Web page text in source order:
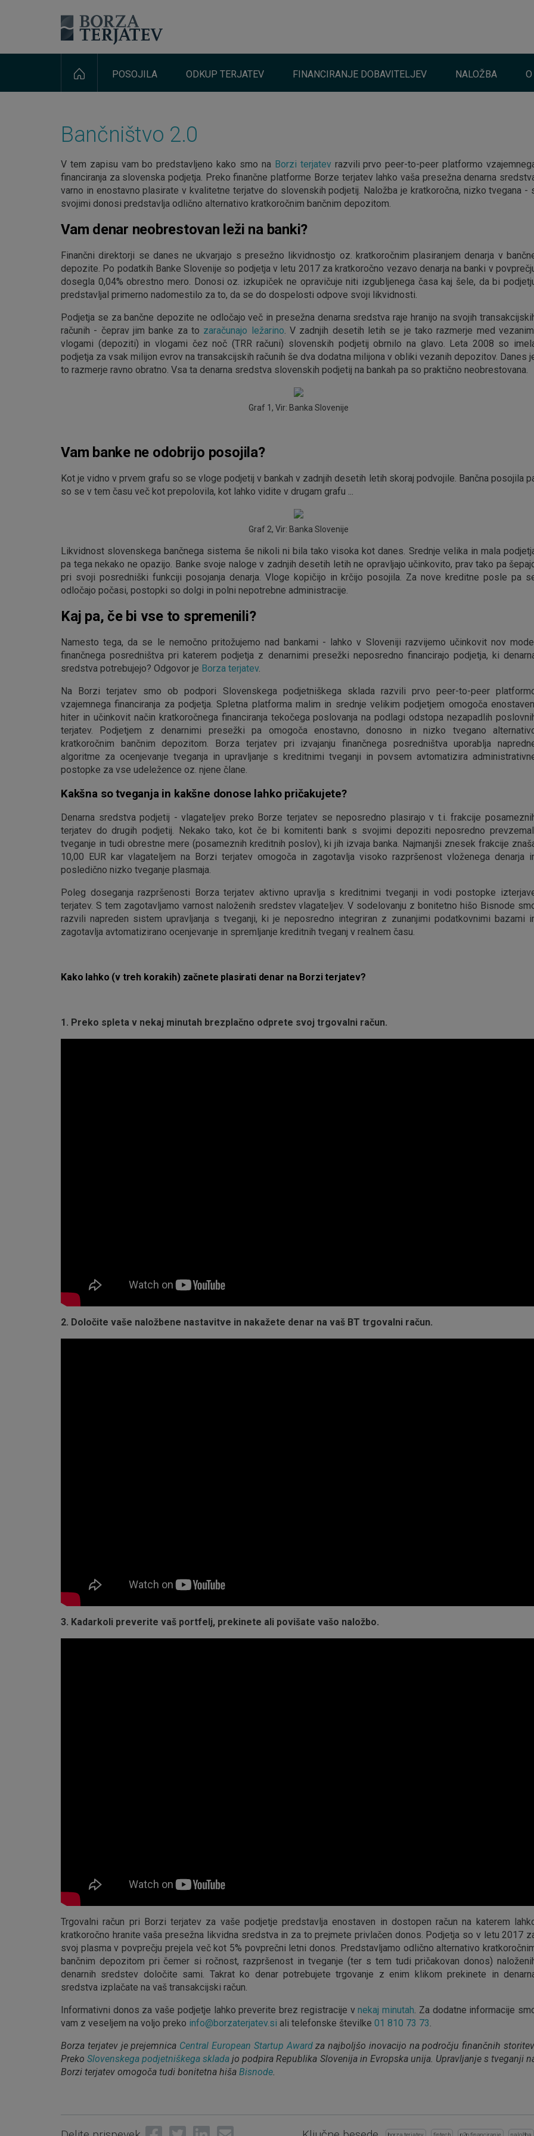
POSOJILA ODKUP TERJATEV FINANCIRANJE DOBAVITELJEV NALOŽBA
Bančništvo 2.0
V tem zapisu vam bo predstavljeno kako smo na Borzi terjatevrazvili prvo peer-to-peer platformo
financiranja za slovenska podjetja. Preko finančne platforme Borze terjatev lahko vaša presežna denarna
varno in enostavno plasirate v kvalitetne terjatve do slovenskih podjetij. Naložba je kratkoročna, nizko tvegana -
svojimi donosi predstavlja odlično alternativo kratkoročnim bančnim depozitom.
Vam denar neobrestovan leži na banki?
Finančni direktorji se danes ne ukvarjajo s presežno likvidnostjo oz. kratkoročnim plasiranjem denarja v
depozite. Po podatkih Banke Slovenije so podjetja v letu 2017 za kratkoročno vezavo denarja na banki v
dosegla 0,04% obrestno mero. Donosi oz. izkupiček ne opravičuje niti izgubljenega časa kaj šele, da bi
predstavljal primerno nadomestilo za to, da se do dospelosti odpove svoji likvidnosti.
Podjetja se za bančne depozite ne odločajo več in presežna denarna sredstva raje hranijo na svojih
računih - čeprav jim banke za to zaračunajo ležarino. V zadnjih desetih letih se je tako razmerje med
vlogami (depoziti) in vlogami čez noč (TRR računi) slovenskih podjetij obrnilo na glavo. Leta 2008 so
podjetja za vsak milijon evrov na transakcijskih računih še dva dodatna milijona v obliki vezanih depozitov. Danes
to razmerje ravno obratno. Vsa ta denarna sredstva slovenskih podjetij na bankah pa so praktično neobrestovana.
Graf 1, Vir: Banka Slovenije
Vam banke ne odobrijo posojila?
Kot je vidno v prvem grafu so se vloge podjetij v bankah v zadnjih desetih letih skoraj podvojile. Bančna posojila
so se v tem času več kot prepolovila, kot lahko vidite v drugam grafu ...
Graf 2, Vir: Banka Slovenije
Likvidnost slovenskega bančnega sistema še nikoli ni bila tako visoka kot danes. Srednje velika in mala
pa tega nekako ne opazijo. Banke svoje naloge v zadnjih desetih letih ne opravljajo učinkovito, prav tako pa
pri svoji posredniški funkciji posojanja denarja. Vloge kopičijo in krčijo posojila. Za nove kreditne posle pa
odločajo počasi, postopki so dolgi in polni nepotrebne administracije.
Kaj pa, če bi vse to spremenili?
Namesto tega, da se le nemočno pritožujemo nad bankami - lahko v Sloveniji razvijemo učinkovit nov
finančnega posredništva pri katerem podjetja z denarnimi presežki neposredno financirajo podjetja, ki
sredstva potrebujejo? Odgovor je Borza terjatev.
Na Borzi terjatev smo ob podpori Slovenskega podjetniškega sklada razvili prvo peer-to-peer
vzajemnega financiranja za podjetja. Spletna platforma malim in srednje velikim podjetjem omogoča
hiter in učinkovit način kratkoročnega financiranja tekočega poslovanja na podlagi odstopa nezapadlih
terjatev. Podjetjem z denarnimi presežki pa omogoča enostavno, donosno in nizko tvegano
kratkoročnim bančnim depozitom. Borza terjatev pri izvajanju finančnega posredništva uporablja
algoritme za ocenjevanje tveganja in upravljanje s kreditnimi tveganji in povsem avtomatizira
postopke za vse udeležence oz. njene člane.
Kakšna so tveganja in kakšne donose lahko pričakujete?
Denarna sredstva podjetij - vlagateljev preko Borze terjatev se neposredno plasirajo v t.i. frakcije
terjatev do drugih podjetij. Nekako tako, kot če bi komitenti bank s svojimi depoziti neposredno
tveganje in tudi obrestne mere (posameznih kreditnih poslov), ki jih izvaja banka. Najmanjši znesek frakcije
10,00 EUR kar vlagateljem na Borzi terjatev omogoča in zagotavlja visoko razpršenost vloženega denarja
posledično nizko tveganje plasmaja.
Poleg doseganja razpršenosti Borza terjatev aktivno upravlja s kreditnimi tveganji in vodi postopke
terjatev. S tem zagotavljamo varnost naloženih sredstev vlagateljev. V sodelovanju z bonitetno hišo Bisnode
razvili napreden sistem upravljanja s tveganji, ki je neposredno integriran z zunanjimi podatkovnimi bazami
zagotavlja avtomatizirano ocenjevanje in spremljanje kreditnih tveganj v realnem času.
Kako lahko (v treh korakih) začnete plasirati denar na Borzi terjatev?
1. Preko spleta v nekaj minutah brezplačno odprete svoj trgovalni račun.
2. Določite vaše naložbene nastavitve in nakažete denar na vaš BT trgovalni račun.
3. Kadarkoli preverite vaš portfelj, prekinete ali povišate vašo naložbo.
Trgovalni račun pri Borzi terjatev za vaše podjetje predstavlja enostaven in dostopen račun na katerem
kratkoročno hranite vaša presežna likvidna sredstva in za to prejmete privlačen donos. Podjetja so v letu 2017
svoj plasma v povprečju prejela več kot 5% povprečni letni donos. Predstavljamo odlično alternativo
bančnim depozitom pri čemer si ročnost, razpršenost in tveganje (ter s tem tudi pričakovan donos)
denarnih sredstev določite sami. Takrat ko denar potrebujete trgovanje z enim klikom prekinete in
sredstva izplačate na vaš transakcijski račun.
Informativni donos za vaše podjetje lahko preverite brez registracije vnekaj minutah . Za dodatne informacije
vam z veseljem na voljo preko info@borzaterjatev.si ali telefonske številke 01 810 73 73
Borza terjatev je prejemnica Central European Startup Awardza najboljšo inovacijo na področju finančnih storitev.
PrekoSlovenskega podjetniškega sklada jo podpira Republika Slovenija in Evropska unija. Upravljanje s tveganji
Borzi terjatev omogoča tudi bonitetna hiša Bisnode
Share on Facebook
Tweet Share on LinkedIn
Send email borza terjatev fintech p2p financiranje naložba